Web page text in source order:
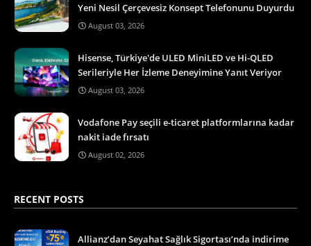
Yeni Nesil Çerçevesiz Konsept Telefonunu Duyurdu
August 03, 2026
Hisense, Türkiye'de ULED MiniLED ve Hi-QLED
Serileriyle Her İzleme Deneyimine Yanıt Veriyor
August 03, 2026
Vodafone Pay seçili e-ticaret platformlarına kadar
nakit iade fırsatı
August 02, 2026
RECENT POSTS
Allianz’dan Seyahat Sağlık Sigortası’nda indirime